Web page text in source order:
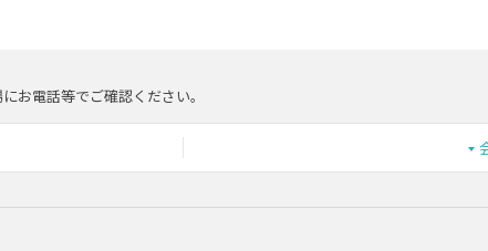
お電話等でご確認ください。